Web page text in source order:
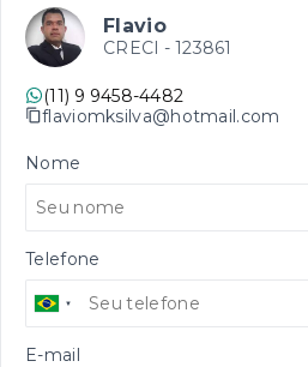
Flavio
CRECI - 123861
(11) 9 9458-4482
flaviomksilva@hotmail.com
Nome
Telefone
E-mail